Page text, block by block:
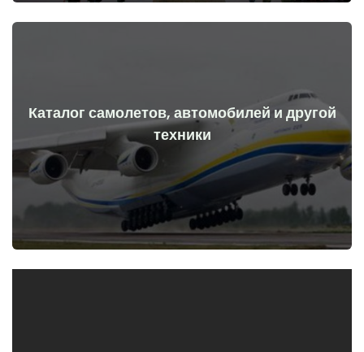
Каталог самолетов, автомобилей и другой
техники
Самолеты, машины, технические средства до и после
начала войны
Перейти